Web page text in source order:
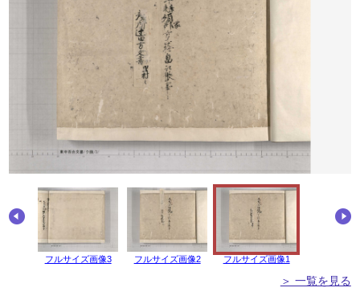
フルサイズ画像3 フルサイズ画像2 フルサイズ画像1
＞ 一覧を見る